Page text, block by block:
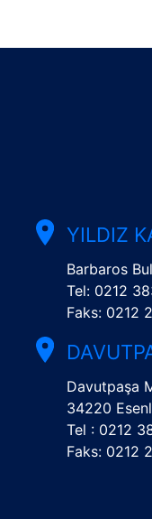
YILDIZ
Barbaros
Tel: 0212
Faks: 0212
Davutpaşa
34220
Tel : 0212
Faks: 0212